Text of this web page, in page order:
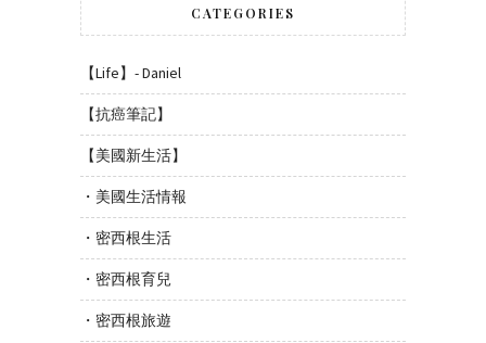
CATEGORIES
【Life】- Daniel
【抗癌筆記】
【美國新生活】
・美國生活情報
・密西根生活
・密西根育兒
・密西根旅遊